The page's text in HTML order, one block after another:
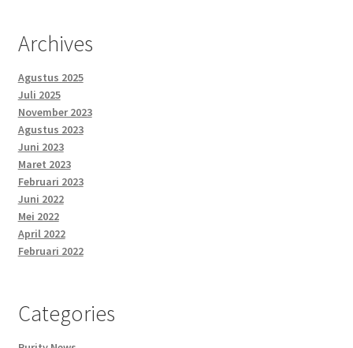
Archives
Agustus 2025
Juli 2025
November 2023
Agustus 2023
Juni 2023
Maret 2023
Februari 2023
Juni 2022
Mei 2022
April 2022
Februari 2022
Categories